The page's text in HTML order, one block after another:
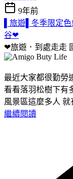
9年前
▌旅遊▌冬季限定
谷❤
❤旅遊．到處走走
最近大家都很勤勞
看看落羽松樹下有
風景區這麼多人 就
繼續閱讀